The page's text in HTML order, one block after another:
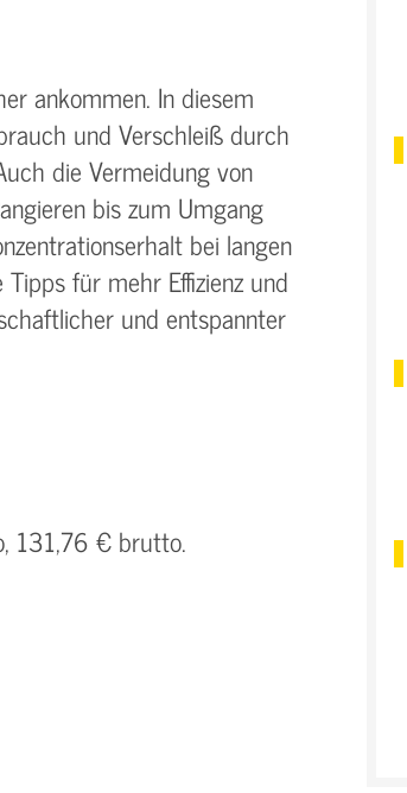
ankommen. In diesem
und Verschleiß durch
die Vermeidung von
bis zum Umgang
bei langen
für mehr Effizienz und
und entspannter
131,76 € brutto.